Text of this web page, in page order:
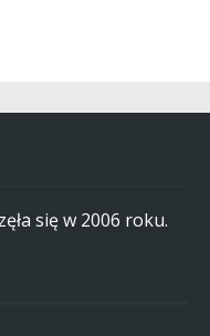
się w 2006 roku.